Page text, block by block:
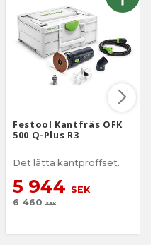
Festool Kantfräs OFK
500 Q-Plus R3
Det lätta kantproffset.
5 944 SEK
6 460SEK